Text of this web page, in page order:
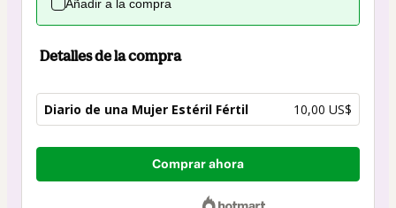
Añadir a la compra
Detalles de la compra
Diario de una Mujer Estéril Fértil 10,00 US$
Total
Comprar ahora